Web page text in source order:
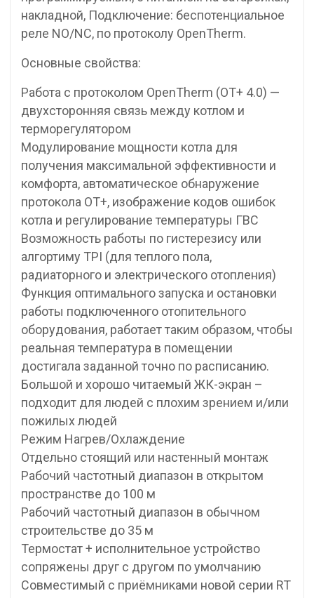
накладной, Подключение: беспотенциальное
реле NO/NC, по протоколу OpenTherm.
Основные свойства:
Работа с протоколом OpenTherm (OT+ 4.0) —
двухсторонняя связь между котлом и
терморегулятором
Модулирование мощности котла для
получения максимальной эффективности и
комфорта, автоматическое обнаружение
протокола OT+, изображение кодов ошибок
котла и регулирование температуры ГВС
Возможность работы по гистерезису или
алгортиму TPI (для теплого пола,
радиаторного и электрического отопления)
Функция оптимального запуска и остановки
работы подключенного отопительного
оборудования, работает таким образом, чтобы
реальная температура в помещении
достигала заданной точно по расписанию.
Большой и хорошо читаемый ЖК-экран –
подходит для людей с плохим зрением и/или
пожилых людей
Режим Нагрев/Охлаждение
Отдельно стоящий или настенный монтаж
Рабочий частотный диапазон в открытом
пространстве до 100 м
Рабочий частотный диапазон в обычном
строительстве до 35 м
Термостат + исполнительное устройство
сопряжены друг с другом по умолчанию
Совместимый с приёмниками новой серии RT